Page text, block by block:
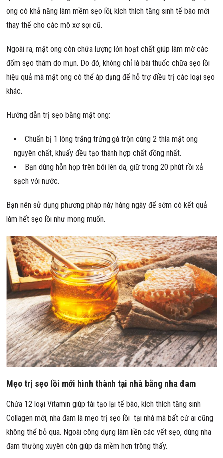
ong có khả năng làm mềm sẹo lồi, kích thích tăng sinh tế bào mới
thay thế cho các mô xơ sợi cũ.
Ngoài ra, mật ong còn chứa lượng lớn hoạt chất giúp làm mờ các
đốm sẹo thâm do mụn. Do đó, không chỉ là bài thuốc chữa sẹo lồi
hiệu quả mà mật ong có thể áp dụng để hỗ trợ điều trị các loại sẹo
khác.
Hướng dẫn trị sẹo bằng mật ong:
Chuẩn bị 1 lòng trắng trứng gà trộn cùng 2 thìa mật ong
nguyên chất, khuấy đều tạo thành hợp chất đồng nhất.
Bạn dùng hỗn hợp trên bôi lên da, giữ trong 20 phút rồi xả
sạch với nước.
Bạn nên sử dụng phương pháp này hàng ngày để sớm có kết quả
làm hết sẹo lồi như mong muốn.
Mẹo trị sẹo lồi mới hình thành tại nhà bằng nha đam
Chứa 12 loại Vitamin giúp tái tạo lại tế bào, kích thích tăng sinh
Collagen mới, nha đam là mẹo trị sẹo lồi tại nhà mà bất cứ ai cũng
không thể bỏ qua. Ngoài công dụng làm liền các vết sẹo, dùng nha
đam thường xuyên còn giúp da mềm hơn trông thấy.